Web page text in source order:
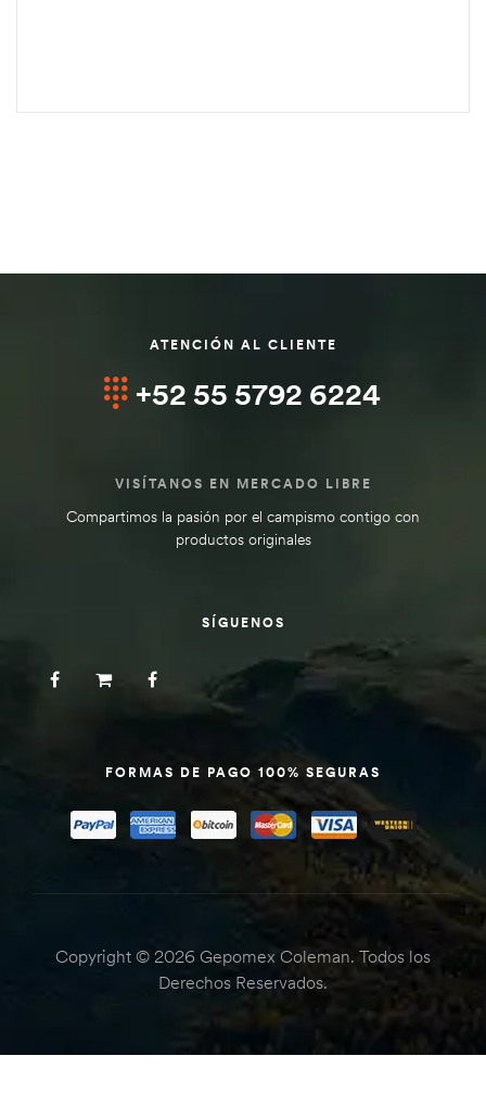
ATENCIÓN AL CLIENTE
+52 55 5792 6224
VISÍTANOS EN MERCADO LIBRE
Compartimos la pasión por el campismo contigo con
productos originales
SÍGUENOS
FORMAS DE PAGO 100% SEGURAS
Copyright © 2026 Gepomex Coleman. Todos los
Derechos Reservados.